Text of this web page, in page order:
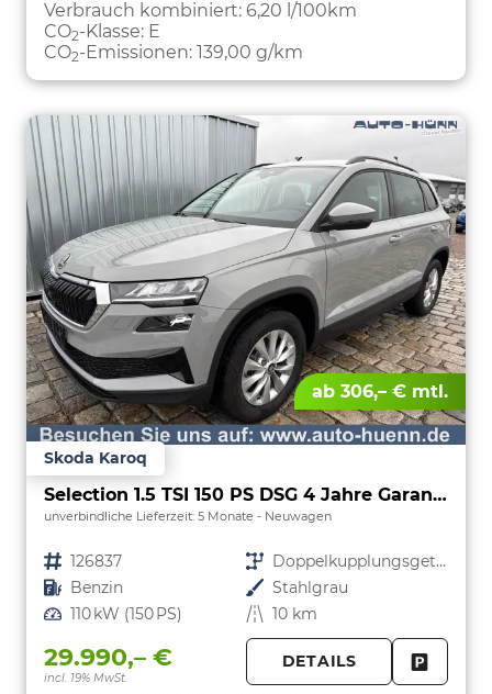
Verbrauch kombiniert: 6,20 l/100km
CO2-Klasse: E
CO2-Emissionen: 139,00 g/km
ab 306,– € mtl.
Skoda Karoq
Selection 1.5 TSI 150 PS DSG 4 Jahre Garantie-Anhängerkupplung-Keyless Start-AppleCarPlay-AndroidAuto-Sunset-Tempomat-2-Zonen-Klima-16''Alu
unverbindliche Lieferzeit: 5 Monate Neuwagen
Fahrzeugnr. 126837 Getriebe
Doppelkupplungsgetriebe (DSG)
Kraftstoff Benzin Außenfarbe Stahlgrau
Leistung 110 kW (150 PS) Kilometerstand 10 km
29.990,– €
incl. 19% MwSt.
DETAILS